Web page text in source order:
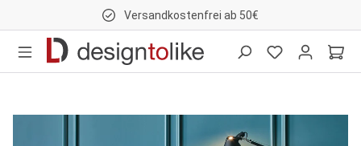
Versandkostenfrei ab 50€